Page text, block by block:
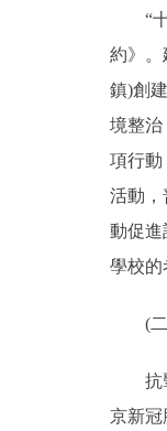
“十
約》。
鎮)創
境整治
項行動
活動，
動促進
學校的
(二)
抗擊
京新冠